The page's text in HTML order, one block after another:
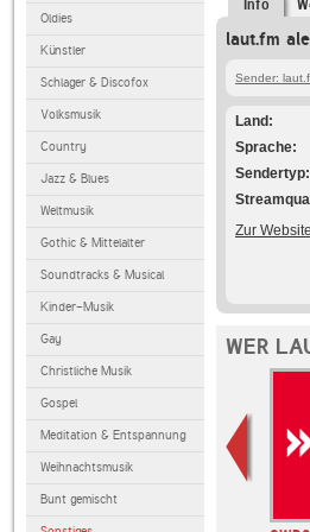
Oldies
Künstler
Schlager & Discofox
Volksmusik
Country
Jazz & Blues
Weltmusik
Gothic & Mittelalter
Soundtracks & Musical
Kinder-Musik
Gay
Christliche Musik
Gospel
Meditation & Entspannung
Weihnachtsmusik
Bunt gemischt
Info
laut.fm
Sender:
Land
Sprache
Sendertyp
Zur
WER